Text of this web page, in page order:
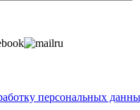
персональных